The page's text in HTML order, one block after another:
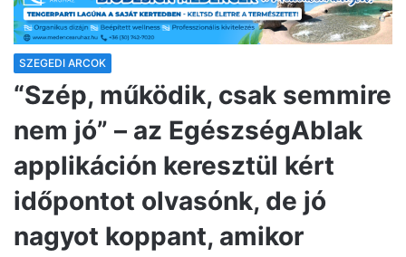
SZEGEDI ARCOK
“Szép, működik, csak semmire
nem jó” – az EgészségAblak
applikáción keresztül kért
időpontot olvasónk, de jó
nagyot koppant, amikor